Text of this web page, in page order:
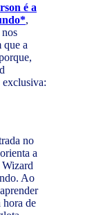
é a
,
que a
exclusiva:
no
a
Ao
hora de